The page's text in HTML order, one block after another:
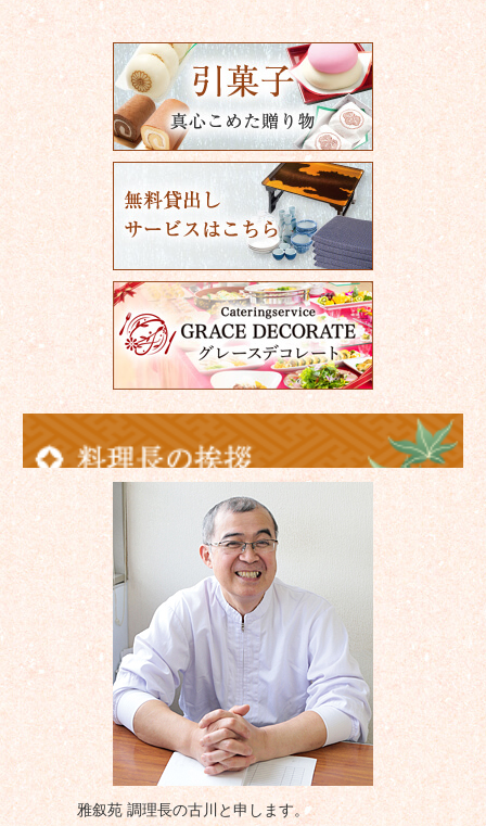
雅叙苑 調理長の古川と申します。